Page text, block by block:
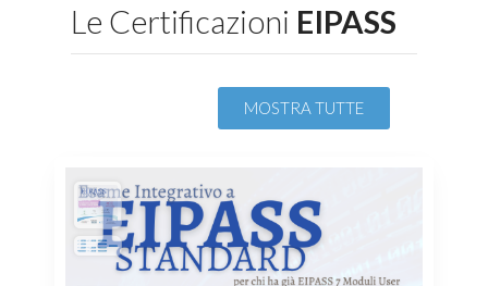
Le Certificazioni EIPASS
MOSTRA TUTTE